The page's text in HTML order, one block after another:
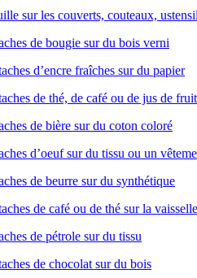
sur les couverts, couteaux,
de bougie sur du bois verni
d’encre fraîches sur du papier
de thé, de café ou de jus de
de bière sur du coton coloré
d’oeuf sur du tissu ou un
de beurre sur du synthétique
de café ou de thé sur la vaisselle
de pétrole sur du tissu
de chocolat sur du bois